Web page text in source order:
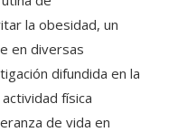
la obesidad, un
en diversas
difundida en la
física
de vida en